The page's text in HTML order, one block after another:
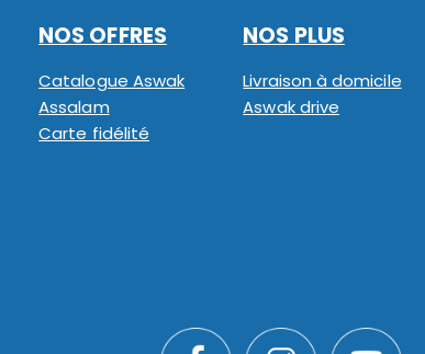
NOS OFFRES
Catalogue Aswak
Assalam
Carte fidélité
NOS PLUS
Livraison à domicile
Aswak drive